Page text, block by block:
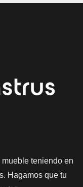
teniendo en
Hagamos que tu